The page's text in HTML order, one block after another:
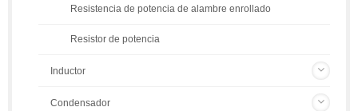
Resistencia de potencia de alambre enrollado
Resistor de potencia
Inductor
Condensador